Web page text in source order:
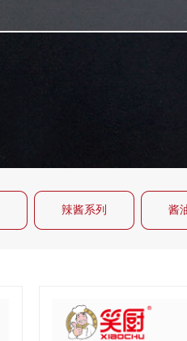
辣酱系列 酱